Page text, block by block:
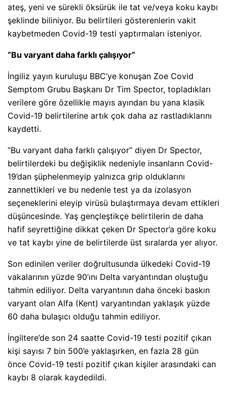
ateş, yeni ve sürekli öksürük ile tat ve/veya koku kaybı
şeklinde biliniyor. Bu belirtileri gösterenlerin vakit
kaybetmeden Covid-19 testi yaptırmaları isteniyor.
“Bu varyant daha farklı çalışıyor”
İngiliz yayın kuruluşu BBC’ye konuşan Zoe Covid
Semptom Grubu Başkanı Dr Tim Spector, topladıkları
verilere göre özellikle mayıs ayından bu yana klasik
Covid-19 belirtilerine artık çok daha az rastladıklarını
kaydetti.
“Bu varyant daha farklı çalışıyor” diyen Dr Spector,
belirtilerdeki bu değişiklik nedeniyle insanların Covid-
19’dan şüphelenmeyip yalnızca grip olduklarını
zannettikleri ve bu nedenle test ya da izolasyon
seçeneklerini eleyip virüsü bulaştırmaya devam ettikleri
düşüncesinde. Yaş gençleştikçe belirtilerin de daha
hafif seyrettiğine dikkat çeken Dr Spector’a göre koku
ve tat kaybı yine de belirtilerde üst sıralarda yer alıyor.
Son edinilen veriler doğrultusunda ülkedeki Covid-19
vakalarının yüzde 90’ını Delta varyantından oluştuğu
tahmin ediliyor. Delta varyantının daha önceki baskın
varyant olan Alfa (Kent) varyantından yaklaşık yüzde
60 daha bulaşıcı olduğu tahmin ediliyor.
İngiltere’de son 24 saatte Covid-19 testi pozitif çıkan
kişi sayısı 7 bin 500’e yaklaşırken, en fazla 28 gün
önce Covid-19 testi pozitif çıkan kişiler arasındaki can
kaybı 8 olarak kaydedildi.